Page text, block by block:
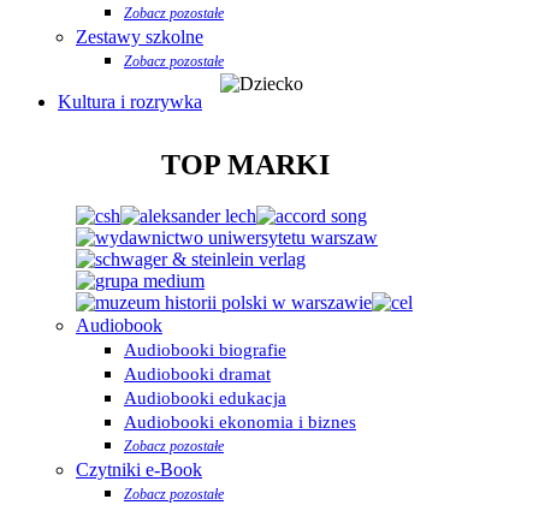
Zobacz pozostałe
Zestawy szkolne
Zobacz pozostałe
Kultura i rozrywka
TOP MARKI
Audiobook
Audiobooki biografie
Audiobooki dramat
Audiobooki edukacja
Audiobooki ekonomia i biznes
Zobacz pozostałe
Czytniki e-Book
Zobacz pozostałe